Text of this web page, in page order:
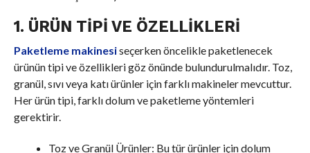
1. ÜRÜN TIPI VE ÖZELLIKLERI
Paketleme makinesiseçerken öncelikle paketlenecek
ürünün tipi ve özellikleri göz önünde bulundurulmalıdır. Toz,
granül, sıvı veya katı ürünler için farklı makineler mevcuttur.
Her ürün tipi, farklı dolum ve paketleme yöntemleri
gerektirir.
Toz ve Granül Ürünler: Bu tür ürünler için dolum